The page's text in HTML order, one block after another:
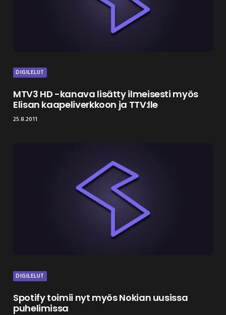
DIGILELUT
MTV3 HD -kanava lisätty ilmeisesti myös
Elisan kaapeliverkkoon ja TTV:lle
25.8.2011
DIGILELUT
Spotify toimii nyt myös Nokian uusissa
puhelimissa